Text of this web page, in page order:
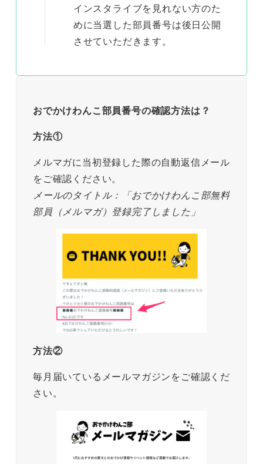
インスタライブを見れない方のた
めに当選した部員番号は後日公開
させていただきます。
おでかけわんこ部員番号の確認方法は？
方法①
メルマガに当初登録した際の自動返信メール
をご確認ください。
メールのタイトル：「おでかけわんこ部無料
部員（メルマガ）登録完了しました」
方法②
毎月届いているメールマガジンをご確認くだ
さい。